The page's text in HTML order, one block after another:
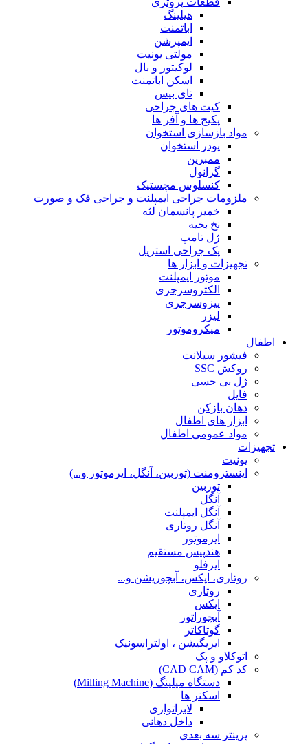
هیلینگ
اباتمنت
ایمپرشن
مولتی یونیت
لوکیتور و بال
اسکن اباتمنت
تای بیس
کیت های جراحی
پکیج ها و آفر ها
مواد بازسازی استخوان
پودر استخوان
ممبرین
گرانول
کنسلوس مچستیک
ملزومات جراحی ایمپلنت و جراحی فک و صورت
خمیر پانسمان لثه
نخ بخیه
ژل تامپ
پک جراحی استریل
تجهیزات و ابزار ها
موتور ایمپلنت
الکتروسرجری
پیزوسرجری
لیزر
میکروموتور
اطفال
فیشور سیلانت
روکش SSC
ژل بی حسی
فایل
دهان بازکن
ابزار های اطفال
مواد عمومی اطفال
تجهیزات
یونیت
اینسترومنت (توربین، آنگل، ایرموتور و...)
توربین
آنگل
آنگل ایمپلنت
آنگل روتاری
ایرموتور
هندپیس مستقیم
ایرفلو
روتاری، اپکس، آبچوریشن و...
روتاری
اپکس
آبچوراتور
گوتاکاتر
ایریگیشن ، اولتراسونیک
اتوکلاو و پک
کد کم (CAD CAM)
دستگاه میلینگ (Milling Machine)
اسکنر ها
لابراتواری
داخل دهانی
پرینتر سه بعدی